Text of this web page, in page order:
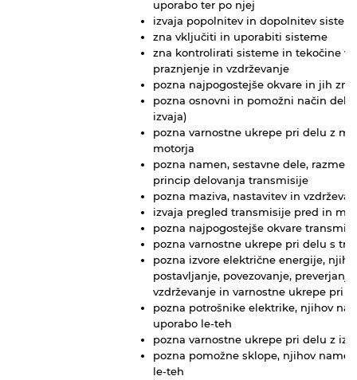
uporabo ter po njej
izvaja popolnitev in dopolnitev
zna vključiti in uporabiti sisteme
zna kontrolirati sisteme in tekočine v
praznjenje in vzdrževanje
pozna najpogostejše okvare in jih
pozna osnovni in pomožni način
izvaja)
pozna varnostne ukrepe pri delu z
motorja
pozna namen, sestavne dele,
princip delovanja transmisije
pozna maziva, nastavitev in
izvaja pregled transmisije pred in
pozna najpogostejše okvare
pozna varnostne ukrepe pri delu s
pozna izvore električne energije,
postavljanje, povezovanje,
vzdrževanje in varnostne ukrepe pri
pozna potrošnike elektrike, njihov
uporabo le-teh
pozna varnostne ukrepe pri delu z
pozna pomožne sklope, njihov
le-teh